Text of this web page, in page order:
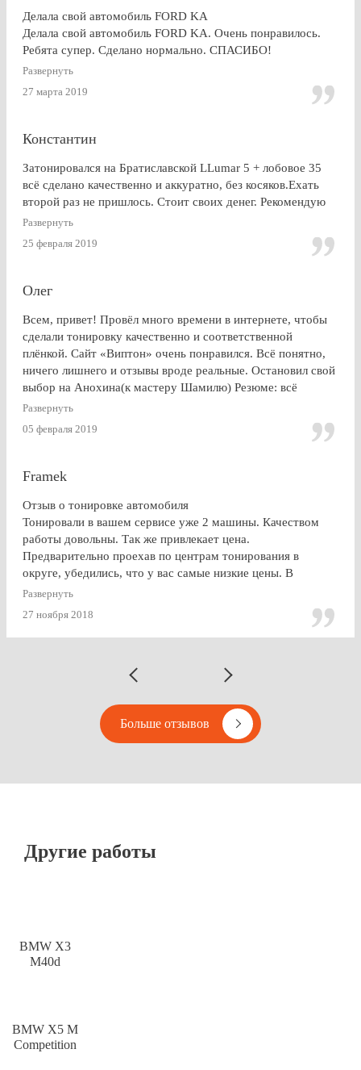
Делала свой автомобиль FORD KA
Делала свой автомобиль FORD KA. Очень понравилось.
Ребята супер. Сделано нормально. СПАСИБО!
Развернуть
27 марта 2019
Константин
Затонировался на Братиславской LLumar 5 + лобовое 35
всё сделано качественно и аккуратно, без косяков.Ехать
второй раз не пришлось. Стоит своих денег. Рекомендую
Развернуть
25 февраля 2019
Олег
Всем, привет! Провёл много времени в интернете, чтобы
сделали тонировку качественно и соответственной
плёнкой. Сайт «Виптон» очень понравился. Всё понятно,
ничего лишнего и отзывы вроде реальные. Остановил свой
выбор на Анохина(к мастеру Шамилю) Резюме: всё
именно так, как и написано в отзывах!!!) Я остался очень
Развернуть
05 февраля 2019
Framek
Отзыв о тонировке автомобиля
Тонировали в вашем сервисе уже 2 машины. Качеством
работы довольны. Так же привлекает цена.
Предварительно проехав по центрам тонирования в
округе, убедились, что у вас самые низкие цены. В
будущем, думаю, будем так же пользоваться услугами
Развернуть
27 ноября 2018
Больше отзывов
Другие работы
BMW X3
M40d
BMW X5 M
Competition